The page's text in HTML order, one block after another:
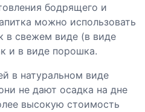
бодрящего и
можно использовать
в свежем виде (в виде
и в виде порошка.
в натуральном виде
не дают осадка на дне
высокую стоимость